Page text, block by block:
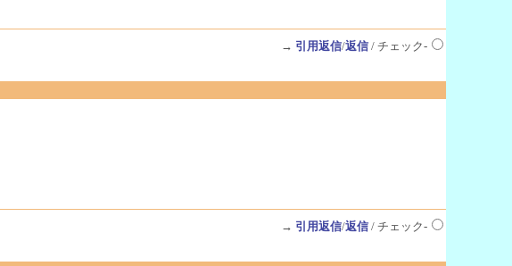
→ 引用返信/返信/ チェック-
→ 引用返信/返信/ チェック-